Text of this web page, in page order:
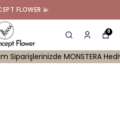
FLOWER 💫
0
MONSTERA Hediye |